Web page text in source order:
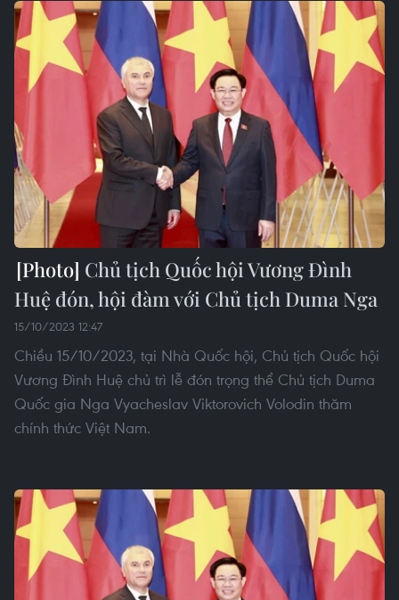
Chủ tịch Quốc hội Vương Đình
Huệ đón, hội đàm với Chủ tịch Duma Nga
15/10/2023 12:47
Chiều 15/10/2023, tại Nhà Quốc hội, Chủ tịch Quốc hội
Vương Đình Huệ chủ trì lễ đón trọng thể Chủ tịch Duma
Quốc gia Nga Vyacheslav Viktorovich Volodin thăm
chính thức Việt Nam.